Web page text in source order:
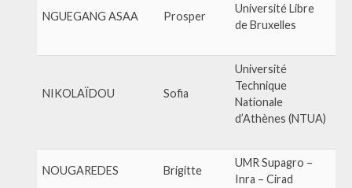
NGUEGANG ASAA Prosper
Université Libre
de Bruxelles
NIKOLAÏDOU Sofia
Université
Technique
Nationale
d’Athènes (NTUA)
NOUGAREDES Brigitte
UMR Supagro –
Inra – Cirad